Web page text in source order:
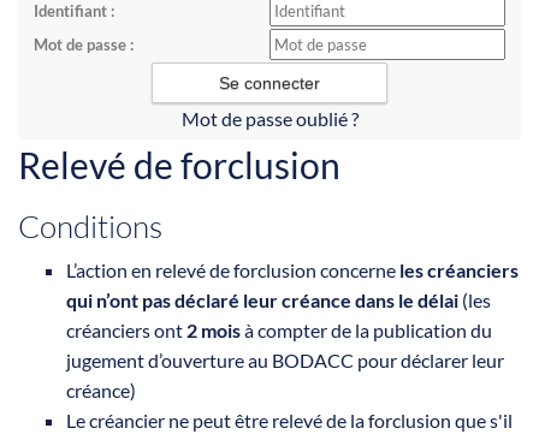
Identifiant :
Mot de passe :
Mot de passe oublié ?
Relevé de forclusion
Conditions
L’action en relevé de forclusion concerne les créanciers
qui n’ont pas déclaré leur créance dans le délai (les
créanciers ont 2 moisà compter de la publication du
jugement d’ouverture au BODACC pour déclarer leur
créance)
Le créancier ne peut être relevé de la forclusion que s'il